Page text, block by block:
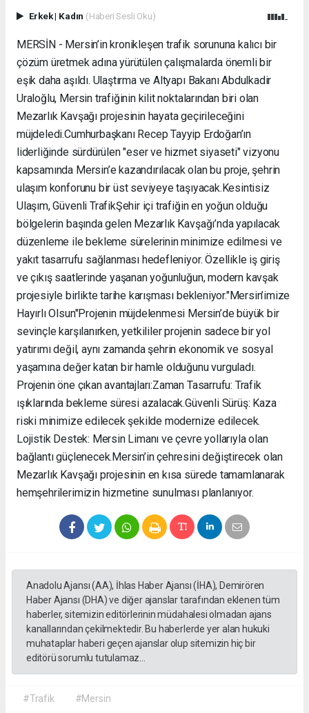
Erkek| Kadın (Haberi Sesli Oku)
MERSİN - Mersin’in kronikleşen trafik sorununa kalıcı bir
çözüm üretmek adına yürütülen çalışmalarda önemli bir
eşik daha aşıldı. Ulaştırma ve Altyapı Bakanı Abdulkadir
Uraloğlu, Mersin trafiğinin kilit noktalarından biri olan
Mezarlık Kavşağı projesinin hayata geçirileceğini
müjdeledi. ​Cumhurbaşkanı Recep Tayyip Erdoğan’ın
liderliğinde sürdürülen "eser ve hizmet siyaseti" vizyonu
kapsamında Mersin’e kazandırılacak olan bu proje, şehrin
ulaşım konforunu bir üst seviyeye taşıyacak. ​Kesintisiz
Ulaşım, Güvenli Trafik ​Şehir içi trafiğin en yoğun olduğu
bölgelerin başında gelen Mezarlık Kavşağı’nda yapılacak
düzenleme ile bekleme sürelerinin minimize edilmesi ve
yakıt tasarrufu sağlanması hedefleniyor. Özellikle iş giriş
ve çıkış saatlerinde yaşanan yoğunluğun, modern kavşak
projesiyle birlikte tarihe karışması bekleniyor. ​"Mersin’imize
Hayırlı Olsun" ​Projenin müjdelenmesi Mersin’de büyük bir
sevinçle karşılanırken, yetkililer projenin sadece bir yol
yatırımı değil, aynı zamanda şehrin ekonomik ve sosyal
yaşamına değer katan bir hamle olduğunu vurguladı. ​
Projenin öne çıkan avantajları: ​Zaman Tasarrufu: Trafik
ışıklarında bekleme süresi azalacak. ​Güvenli Sürüş: Kaza
riski minimize edilecek şekilde modernize edilecek. ​
Lojistik Destek: Mersin Limanı ve çevre yollarıyla olan
bağlantı güçlenecek. ​Mersin’in çehresini değiştirecek olan
Mezarlık Kavşağı projesinin en kısa sürede tamamlanarak
hemşehrilerimizin hizmetine sunulması planlanıyor.
Anadolu Ajansı (AA), İhlas Haber Ajansı (İHA), Demirören
Haber Ajansı (DHA) ve diğer ajanslar tarafından eklenen tüm
haberler, sitemizin editörlerinin müdahalesi olmadan ajans
kanallarından çekilmektedir. Bu haberlerde yer alan hukuki
muhataplar haberi geçen ajanslar olup sitemizin hiç bir
editörü sorumlu tutulamaz...
#Trafik #Mersin